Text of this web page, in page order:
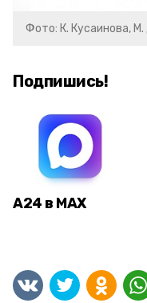
Фото: К. Кусаинова,
Подпишись!
А24 в MAX